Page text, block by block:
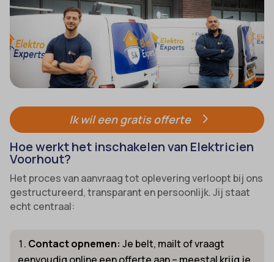
Ik wil een gratis offerte
Hoe werkt het inschakelen van Elektricien
Voorhout?
Het proces van aanvraag tot oplevering verloopt bij ons
gestructureerd, transparant en persoonlijk. Jij staat
echt centraal:
Contact opnemen: Je belt, mailt of vraagt